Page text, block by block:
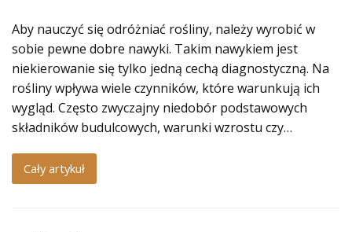
Aby nauczyć się odróżniać rośliny, należy wyrobić w
sobie pewne dobre nawyki. Takim nawykiem jest
niekierowanie się tylko jedną cechą diagnostyczną. Na
rośliny wpływa wiele czynników, które warunkują ich
wygląd. Często zwyczajny niedobór podstawowych
składników budulcowych, warunki wzrostu czy…
Cały artykuł